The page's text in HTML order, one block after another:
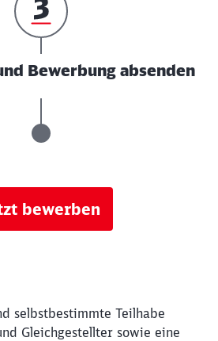
Bewerbung absenden
bewerben
selbstbestimmte Teilhabe
Gleichgestellter sowie eine